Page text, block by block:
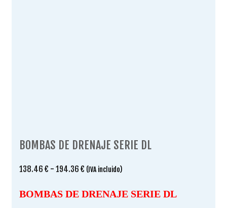
BOMBAS DE DRENAJE SERIE DL
138.46 € - 194.36 € Rango
precios:
(IVA incluido)
BOMBAS DE DRENAJE SERIE DL